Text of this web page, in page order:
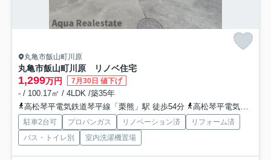
丸亀市飯山町川原
丸亀市飯山町川原 リノベ住宅
1,299万円 7月30日 値下げ
- / 100.17㎡ / 4LDK /築35年
高松琴平電気鉄道琴平線「栗熊」駅 徒歩54分
高松琴平電気鉄道琴平線「岡田」駅 徒歩63分
駐車2台可 プロパンガス リノベーション済
リフォーム済
バス・トイレ別
室内洗濯機置場